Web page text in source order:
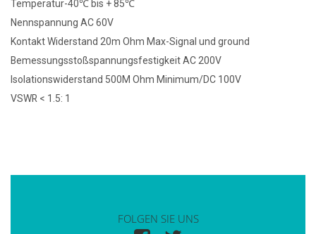
Temperatur-40℃ bis + 85℃
Nennspannung AC 60V
Kontakt Widerstand 20m Ohm Max-Signal und ground
Bemessungsstoßspannungsfestigkeit AC 200V
Isolationswiderstand 500M Ohm Minimum/DC 100V
VSWR < 1.5: 1
FOLGEN SIE UNS